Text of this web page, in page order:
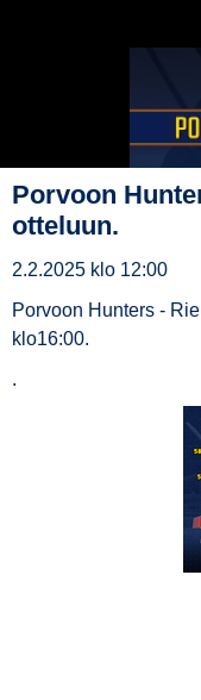
Porvoon
otteluun.
2.2.2025 klo 12:00
Porvoon Hunters -
klo16:00.
.